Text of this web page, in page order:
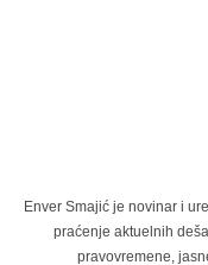
Enver Smajić je novinar i
praćenje aktuelnih
pravovremene,